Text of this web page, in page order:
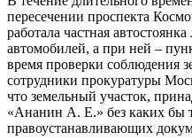
пересечении проспекта
работала частная
автомобилей, а при ней –
время проверки соблюдения
сотрудники прокуратуры
что земельный участок,
«Ананин А. Е.» без каких бы
правоустанавливающих